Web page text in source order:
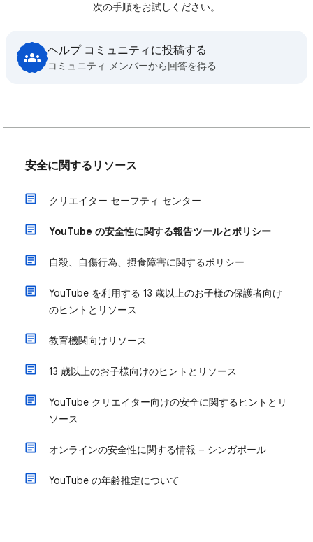
次の手順をお試しください。
ヘルプ コミュニティに投稿する
コミュニティ メンバーから回答を得る
安全に関するリソース
クリエイター セーフティ センター
YouTube の安全性に関する報告ツールとポリシー
自殺、自傷行為、摂食障害に関するポリシー
YouTube を利用する 13 歳以上のお子様の保護者向け
のヒントとリソース
教育機関向けリソース
13 歳以上のお子様向けのヒントとリソース
YouTube クリエイター向けの安全に関するヒントとリ
ソース
オンラインの安全性に関する情報 – シンガポール
YouTube の年齢推定について